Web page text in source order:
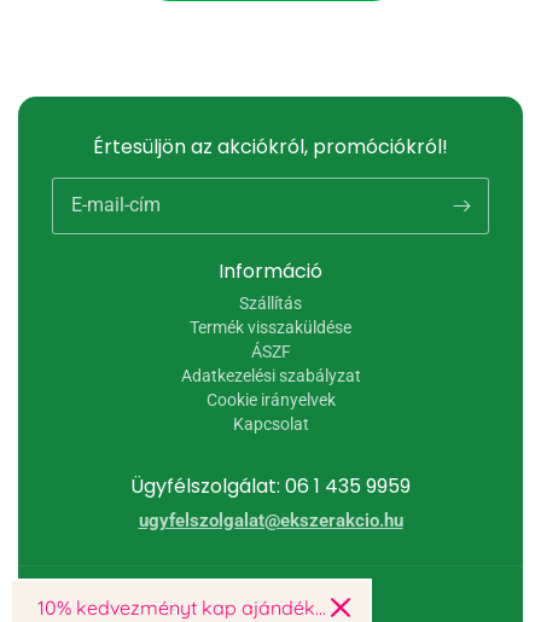
Ügyfélszolgálat: 06 1 435 9959
ugyfelszolgalat@ekszerakcio.hu
Információ
Szállítás
Termék visszaküldése
ÁSZF
Adatkezelési szabályzat
Cookie irányelvek
Kapcsolat
Értesüljön az akciókról, promóciókról!
E-mail-cím
© 2026, Ékszer Akció
10% kedvezményt kap ajándékba!